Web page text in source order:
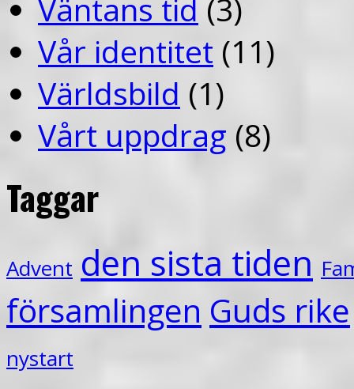
Väntans tid (3)
Vår identitet (11)
Världsbild (1)
Vårt uppdrag (8)
Taggar
Advent den sista tiden
församlingen Guds rike
nystart